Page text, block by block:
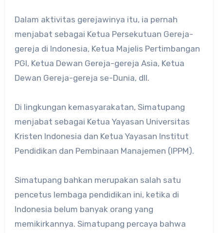
Dalam aktivitas gerejawinya itu, ia pernah
menjabat sebagai Ketua Persekutuan Gereja-
gereja di Indonesia, Ketua Majelis Pertimbangan
PGI, Ketua Dewan Gereja-gereja Asia, Ketua
Dewan Gereja-gereja se-Dunia, dll.
Di lingkungan kemasyarakatan, Simatupang
menjabat sebagai Ketua Yayasan Universitas
Kristen Indonesia dan Ketua Yayasan Institut
Pendidikan dan Pembinaan Manajemen (IPPM).
Simatupang bahkan merupakan salah satu
pencetus lembaga pendidikan ini, ketika di
Indonesia belum banyak orang yang
memikirkannya. Simatupang percaya bahwa